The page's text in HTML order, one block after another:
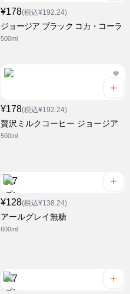
¥178(税込¥192.24)
ジョージア ブラック コカ・コーラ
500ml
¥178(税込¥192.24)
贅沢ミルクコーヒー ジョージア
500ml
¥128(税込¥138.24)
アールグレイ無糖
600ml